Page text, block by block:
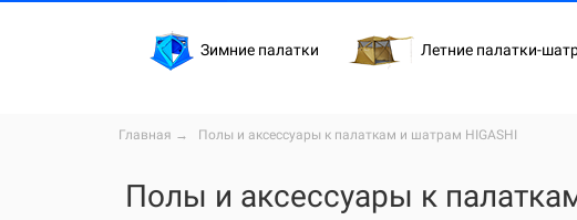
Зимние палатки Летние палатки-
Главная → Полы и аксессуары к палаткам и шатрам HIGASHI
Полы и аксессуары к